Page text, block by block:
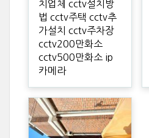
치업체 cctv설치방
법 cctv주택 cctv추
가설치 cctv주차장
cctv200만화소
cctv500만화소 ip
카메라